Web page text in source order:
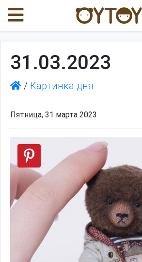
31.03.2023
/ Картинка дня
Пятница, 31 марта 2023